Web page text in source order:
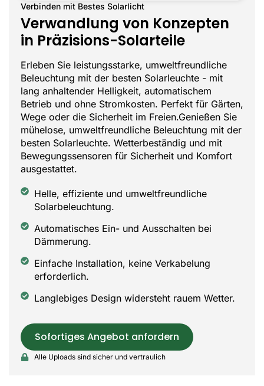
Verbinden mit Bestes Solarlicht
Verwandlung von Konzepten
in Präzisions-Solarteile
Erleben Sie leistungsstarke, umweltfreundliche
Beleuchtung mit der besten Solarleuchte - mit
lang anhaltender Helligkeit, automatischem
Betrieb und ohne Stromkosten. Perfekt für Gärten,
Wege oder die Sicherheit im Freien.Genießen Sie
mühelose, umweltfreundliche Beleuchtung mit der
besten Solarleuchte. Wetterbeständig und mit
Bewegungssensoren für Sicherheit und Komfort
ausgestattet.
Helle, effiziente und umweltfreundliche
Solarbeleuchtung.
Automatisches Ein- und Ausschalten bei
Dämmerung.
Einfache Installation, keine Verkabelung
erforderlich.
Langlebiges Design widersteht rauem Wetter.
Sofortiges Angebot anfordern
Alle Uploads sind sicher und vertraulich